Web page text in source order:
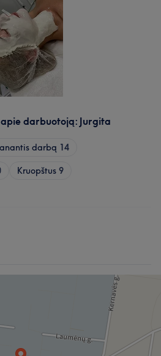
darbuotoją: Jurgita
darbą 14
Kruopštus 9